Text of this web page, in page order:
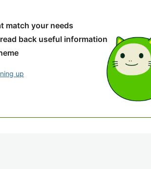
match your needs
back useful information
up